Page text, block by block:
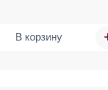
В корзину